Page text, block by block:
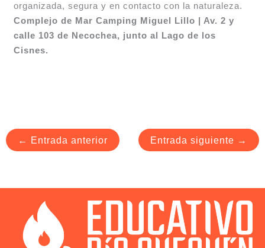
organizada, segura y en contacto con la naturaleza.
Complejo de Mar Camping Miguel Lillo | Av. 2 y
calle 103 de Necochea, junto al Lago de los
Cisnes.
← Entrada anterior Entrada siguiente →